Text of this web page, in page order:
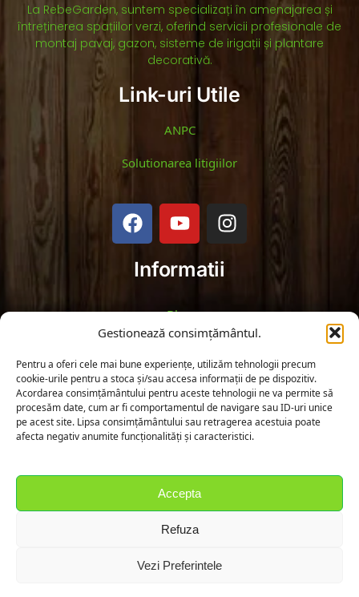
Gestionează consimțământul.
Pentru a oferi cele mai bune experiențe, utilizăm tehnologii precum
cookie-urile pentru a stoca și/sau accesa informații de pe dispozitiv.
Acordarea consimțământului pentru aceste tehnologii ne va permite să
procesăm date, cum ar fi comportamentul de navigare sau ID-uri unice
pe acest site. Lipsa consimțământului sau retragerea acestuia poate
afecta negativ anumite funcționalități și caracteristici.
Accepta
Refuza
Vezi Preferintele
La RebeGarden, suntem specializați în amenajarea și
întreținerea spațiilor verzi, oferind servicii profesionale de
montaj pavaj, gazon, sisteme de irigații și plantare
decorativă.
Link-uri Utile
ANPC
Solutionarea litigiilor
Informatii
Blog
Termeni și Condiții
Politica de Confidențialitate
Strada Cimitirului 30, Fierbinții de Jos, Judetul Ialomita
+40 764 530 691